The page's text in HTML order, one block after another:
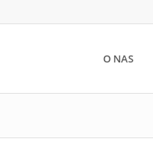
O NAS